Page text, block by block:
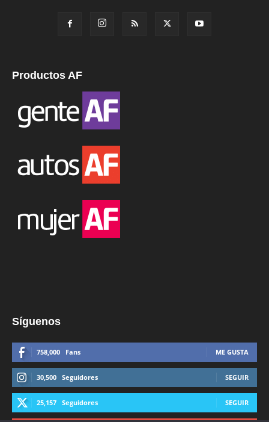
Productos AF
Síguenos
758,000 Fans ME GUSTA
30,500 Seguidores SEGUIR
25,157 Seguidores SEGUIR